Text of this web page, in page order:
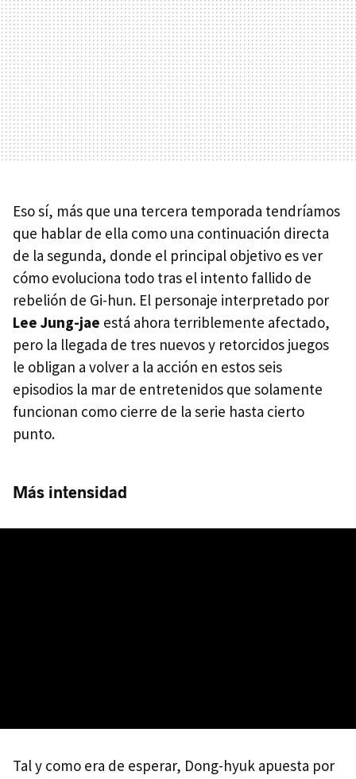
Eso sí, más que una tercera temporada tendríamos
que hablar de ella como una continuación directa
de la segunda, donde el principal objetivo es ver
cómo evoluciona todo tras el intento fallido de
rebelión de Gi-hun. El personaje interpretado por
Lee Jung-jae está ahora terriblemente afectado,
pero la llegada de tres nuevos y retorcidos juegos
le obligan a volver a la acción en estos seis
episodios la mar de entretenidos que solamente
funcionan como cierre de la serie hasta cierto
punto.
Más intensidad
Tal y como era de esperar, Dong-hyuk apuesta por